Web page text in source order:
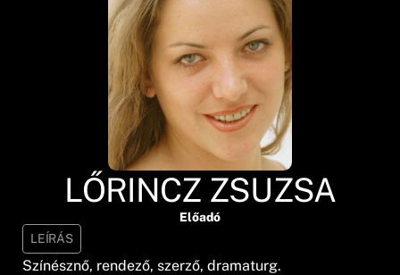
LŐRINCZ ZSUZSA
Előadó
LEÍRÁS
Színésznő, rendező, szerző, dramaturg.